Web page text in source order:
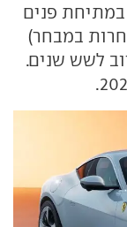
פנים
במבחר)
לשש שנים.